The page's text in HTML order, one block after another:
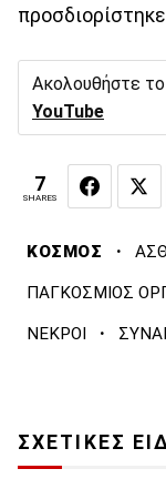
Ακολουθήστε
YouTube
7
SHARES
ΚΟΣΜΟΣ ·
ΠΑΓΚΟΣΜΙΟΣ
ΝΕΚΡΟΙ ·
ΣΧΕΤΙΚΕΣ